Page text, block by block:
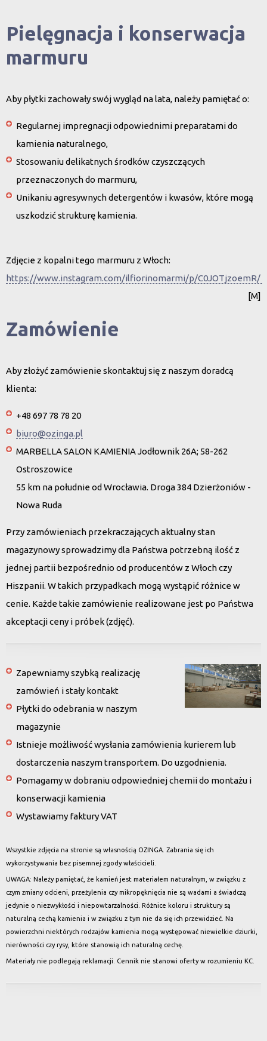
Pielęgnacja i konserwacja
marmuru
Aby płytki zachowały swój wygląd na lata, należy pamiętać o:
Regularnej impregnacjiodpowiednimi preparatami do
kamienia naturalnego,
Stosowaniu delikatnych środków czyszczących
przeznaczonych do marmuru,
Unikaniu agresywnych detergentów i kwasów, które mogą
uszkodzić strukturę kamienia.
Zdjęcie z kopalni tego marmuru z Włoch:
https://www.instagram.com/ilfiorinomarmi/p/C0JOTjzoemR/
[M]
Zamówienie
Aby złożyć zamówienie skontaktuj się z naszym doradcą
klienta:
+48 697 78 78 20
biuro@ozinga.pl
MARBELLA SALON KAMIENIA Jodłownik 26A; 58-262
Ostroszowice
55 km na południe od Wrocławia. Droga 384 Dzierżoniów -
Nowa Ruda
Przy zamówieniach przekraczających aktualny stan
magazynowy sprowadzimy dla Państwa potrzebną ilość z
jednej partii bezpośrednio od producentów z Włoch czy
Hiszpanii. W takich przypadkach mogą wystąpić różnice w
cenie. Każde takie zamówienie realizowane jest po Państwa
akceptacji ceny i próbek (zdjęć).
Zapewniamy szybką realizację
zamówień i stały kontakt
Płytki do odebrania w naszym
magazynie
Istnieje możliwość wysłania zamówienia kurierem lub
dostarczenia naszym transportem. Do uzgodnienia.
Pomagamy w dobraniu odpowiedniej chemii do montażu i
konserwacji kamienia
Wystawiamy faktury VAT
Wszystkie zdjęcia na stronie są własnością OZINGA. Zabrania się ich
wykorzystywania bez pisemnej zgody właścicieli.
UWAGA: Należy pamiętać, że kamień jest materiałem naturalnym, w związku z
czym zmiany odcieni, przeżylenia czy mikropęknięcia nie są wadami a świadczą
jedynie o niezwykłości i niepowtarzalności. Różnice koloru i struktury są
naturalną cechą kamienia i w związku z tym nie da się ich przewidzieć. Na
powierzchni niektórych rodzajów kamienia mogą występować niewielkie dziurki,
nierówności czy rysy, które stanowią ich naturalną cechę.
Materiały nie podlegają reklamacji. Cennik nie stanowi oferty w rozumieniu KC.